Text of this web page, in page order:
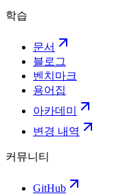
학습
문서
블로그
벤치마크
용어집
아카데미
변경 내역
커뮤니티
GitHub